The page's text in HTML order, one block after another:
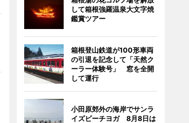
して箱根強羅温泉大文字焼
鑑賞ツアー
箱根登山鉄道が100形車両
の引退を記念して「天然ク
ーラー体験号」 窓を全開
して運行
小田原郊外の海岸でサンラ
イズビーチヨガ 8月8日は